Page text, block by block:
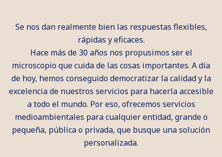
Se nos dan realmente bien las respuestas flexibles,
rápidas y eficaces.
Hace más de 30 años nos propusimos ser el
microscopio que cuida de las cosas importantes. A día
de hoy, hemos conseguido democratizar la calidad y la
excelencia de nuestros servicios para hacerla accesible
a todo el mundo. Por eso, ofrecemos servicios
medioambientales para cualquier entidad, grande o
pequeña, pública o privada, que busque una solución
personalizada.